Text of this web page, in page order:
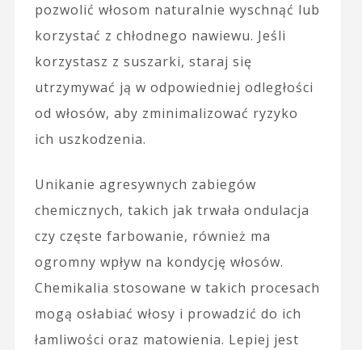
pozwolić włosom naturalnie wyschnąć lub
korzystać z chłodnego nawiewu. Jeśli
korzystasz z suszarki, staraj się
utrzymywać ją w odpowiedniej odległości
od włosów, aby zminimalizować ryzyko
ich uszkodzenia.
Unikanie agresywnych zabiegów
chemicznych, takich jak trwała ondulacja
czy częste farbowanie, również ma
ogromny wpływ na kondycję włosów.
Chemikalia stosowane w takich procesach
mogą osłabiać włosy i prowadzić do ich
łamliwości oraz matowienia. Lepiej jest